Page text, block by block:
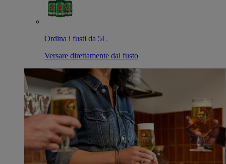
Ordina i fusti da 5L
Versare direttamente dal fusto